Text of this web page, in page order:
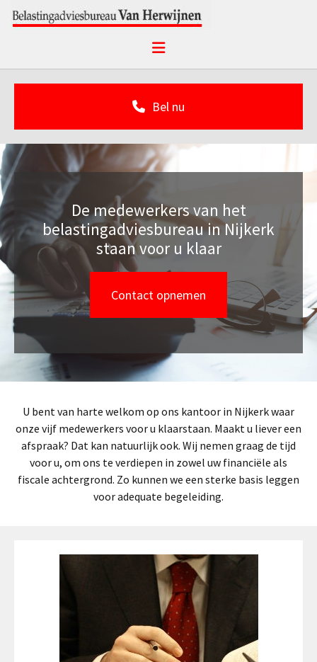
Bel nu
De medewerkers van het
belastingadviesbureau in Nijkerk
staan voor u klaar
Contact opnemen
U bent van harte welkom op ons kantoor in Nijkerk waar
onze vijf medewerkers voor u klaarstaan. Maakt u liever een
afspraak? Dat kan natuurlijk ook. Wij nemen graag de tijd
voor u, om ons te verdiepen in zowel uw financiële als
fiscale achtergrond. Zo kunnen we een sterke basis leggen
voor adequate begeleiding.